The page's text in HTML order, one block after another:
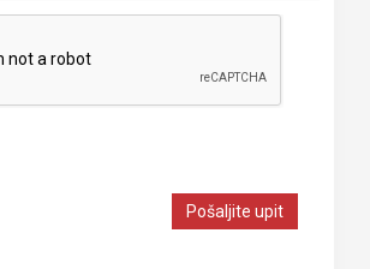
Pošaljite upit